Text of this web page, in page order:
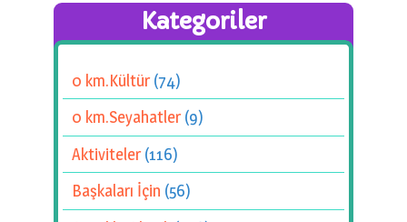
Kategoriler
0 km.Kültür(74)
0 km.Seyahatler(9)
Aktiviteler(116)
Başkaları İçin (56)